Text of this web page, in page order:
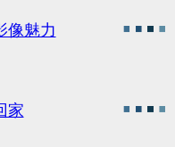
像魅力
家